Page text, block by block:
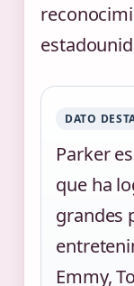
DATO
Parker
que ha
grandes
Emmy,